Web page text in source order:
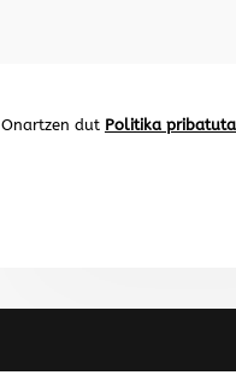
Onartzen dut Politika